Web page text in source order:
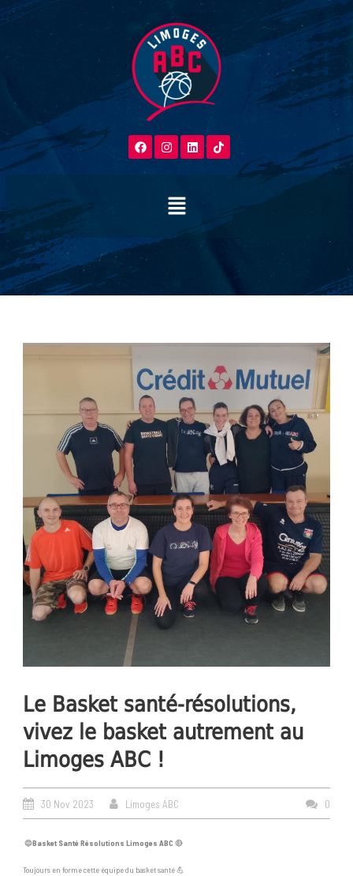
Le Basket santé-résolutions,
vivez le basket autrement au
Limoges ABC !
30 Nov 2023 Limoges ABC 0
🔵Basket Santé Résolutions Limoges ABC 🔴
Toujours en forme cette équipe du basket santé 💪